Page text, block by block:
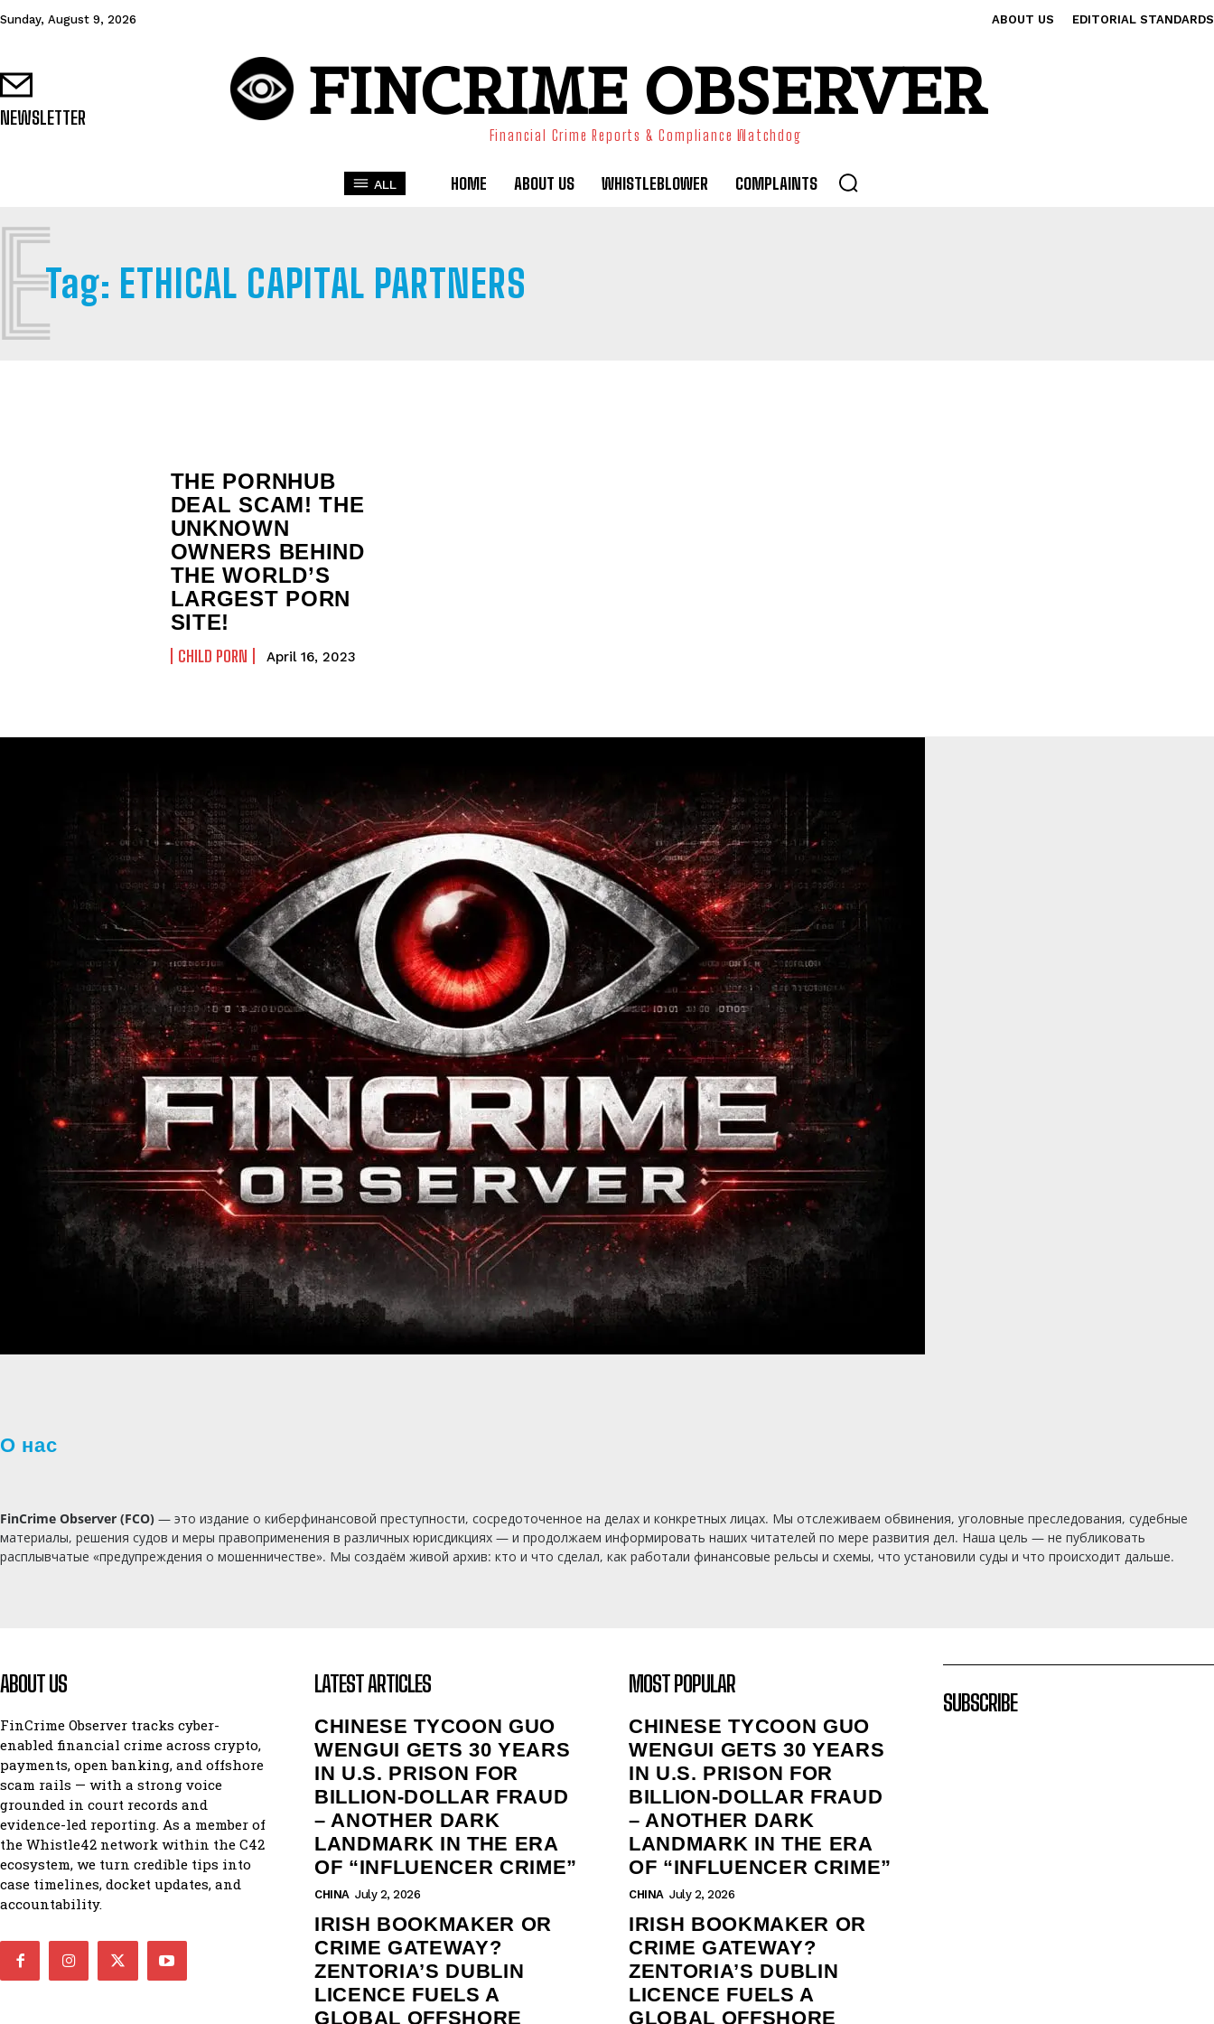
Sunday, August 9, 2026 ABOUT US EDITORIAL STANDARDS
NEWSLETTER FINCRIME OBSERVER
Financial Crime Reports & Compliance Watchdog
ALL HOME ABOUT US WHISTLEBLOWER COMPLAINTS
Tag: ETHICAL CAPITAL PARTNERS
THE PORNHUB
DEAL SCAM! THE
UNKNOWN
OWNERS BEHIND
THE WORLD’S
LARGEST PORN
SITE!
CHILD PORN April 16, 2023
О нас
FinCrime Observer (FCO) — это издание о киберфинансовой преступности, сосредоточенное на делах и конкретных лицах. Мы отслеживаем обвинения, уголовные преследования, судебные
материалы, решения судов и меры правоприменения в различных юрисдикциях — и продолжаем информировать наших читателей по мере развития дел. Наша цель — не публиковать
расплывчатые «предупреждения о мошенничестве». Мы создаём живой архив: кто и что сделал, как работали финансовые рельсы и схемы, что установили суды и что происходит дальше.
ABOUT US
FinCrime Observer tracks cyber-
enabled financial crime across crypto,
payments, open banking, and offshore
scam rails — with a strong voice
grounded in court records and
evidence-led reporting. As a member of
the Whistle42 network within the C42
ecosystem, we turn credible tips into
case timelines, docket updates, and
accountability.
LATEST ARTICLES
CHINESE TYCOON GUO
WENGUI GETS 30 YEARS
IN U.S. PRISON FOR
BILLION‑DOLLAR FRAUD
– ANOTHER DARK
LANDMARK IN THE ERA
OF “INFLUENCER CRIME”
CHINA July 2, 2026
IRISH BOOKMAKER OR
CRIME GATEWAY?
ZENTORIA’S DUBLIN
LICENCE FUELS A
GLOBAL OFFSHORE
MOST POPULAR
CHINESE TYCOON GUO
WENGUI GETS 30 YEARS
IN U.S. PRISON FOR
BILLION‑DOLLAR FRAUD
– ANOTHER DARK
LANDMARK IN THE ERA
OF “INFLUENCER CRIME”
CHINA July 2, 2026
IRISH BOOKMAKER OR
CRIME GATEWAY?
ZENTORIA’S DUBLIN
LICENCE FUELS A
GLOBAL OFFSHORE
SUBSCRIBE